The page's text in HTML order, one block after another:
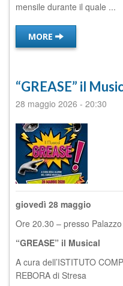
mensile durante il quale ...
MORE
“GREASE” il
28 maggio 2026 - 20:30
giovedì 28 maggio
Ore 20.30 – presso
“GREASE” il Musical
A cura dell’ISTITUTO
REBORA di Stresa